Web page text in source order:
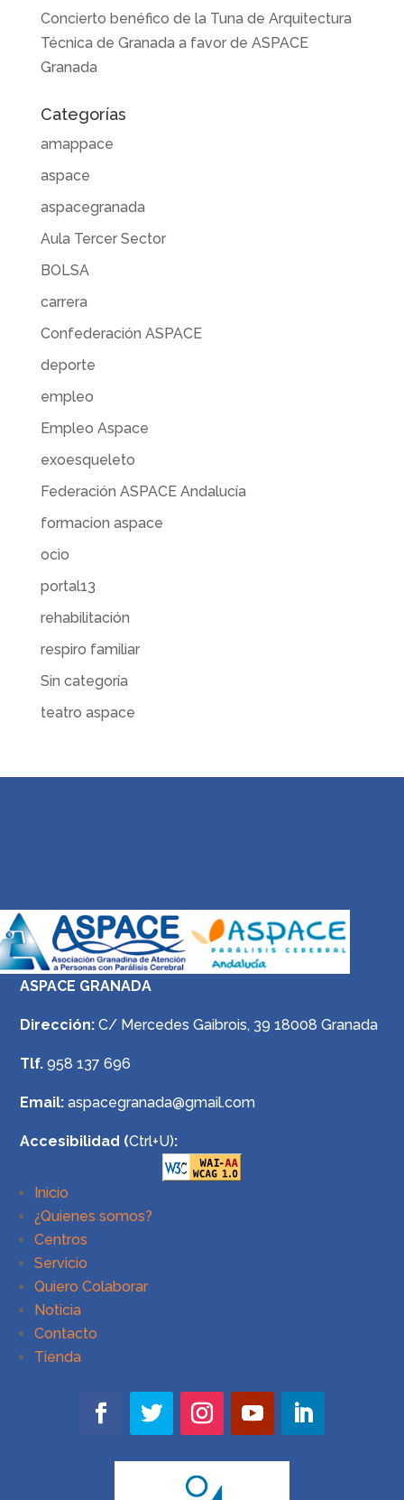
Concierto benéfico de la Tuna de Arquitectura
Técnica de Granada a favor de ASPACE
Granada
Categorías
amappace
aspace
aspacegranada
Aula Tercer Sector
BOLSA
carrera
Confederación ASPACE
deporte
empleo
Empleo Aspace
exoesqueleto
Federación ASPACE Andalucía
formacion aspace
ocio
portal13
rehabilitación
respiro familiar
Sin categoría
teatro aspace
ASPACE GRANADA
Dirección: C/ Mercedes Gaibrois, 39 18008 Granada
Tlf. 958 137 696
Email: aspacegranada@gmail.com
Accesibilidad (Ctrl+U):
Inicio
¿Quienes somos?
Centros
Servicio
Quiero Colaborar
Noticia
Contacto
Tienda